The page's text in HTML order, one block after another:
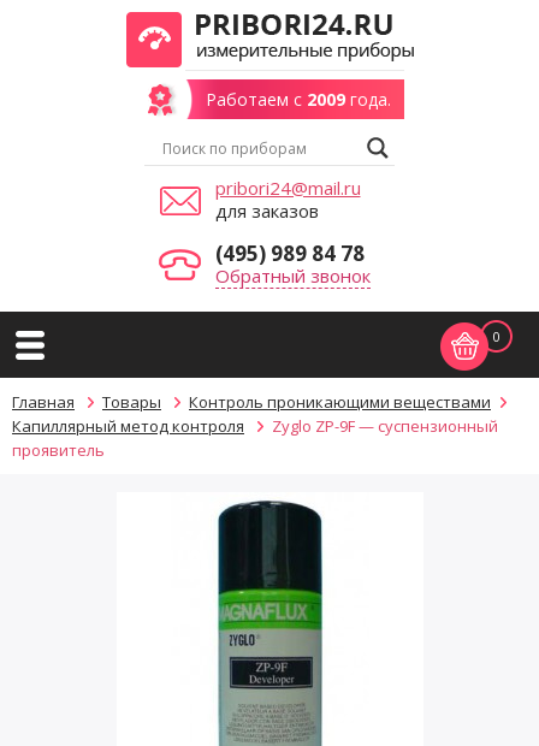
Работаем с 2009года.
pribori24@mail.ru
для заказов
(495) 989 84 78
Обратный звонок
0
Главная Товары
Контроль проникающими веществами
Капиллярный метод контроля
Zyglo ZP-9F — суспензионный
проявитель